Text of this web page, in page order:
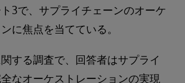
3で、サプライチェーンのオーケ
に焦点を当てている。
する調査で、回答者はサプライ
なオーケストレーションの実現